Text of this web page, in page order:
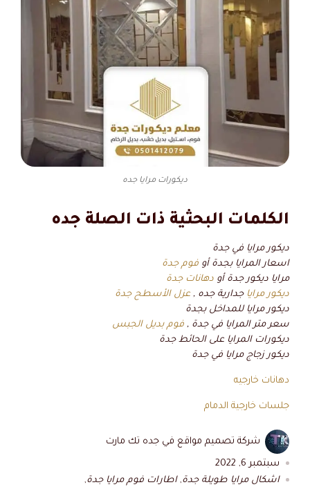
ديكورات مرايا جده
الكلمات البحثية ذات الصلة جده
ديكور مرايا في جدة
اسعار المرايا بجدة أو فوم جدة
مرايا ديكور جدة أو دهانات جدة
ديكور مرايا جدارية جده , عزل الأسطح جدة
ديكور مرايا للمداخل بجدة
سعر متر المرايا في جدة , فوم بديل الجبس
ديكورات المرايا على الحائط جدة
ديكور زجاج مرايا في جدة
دهانات خارجيه
جلسات خارجية الدمام
شركة تصميم مواقع في جده تك مارت
سبتمبر 6, 2022
اشكال مرايا طويلة جدة,اطارات فوم مرايا جدة,